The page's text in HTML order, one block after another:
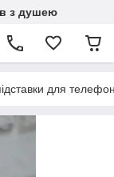
з душею
для